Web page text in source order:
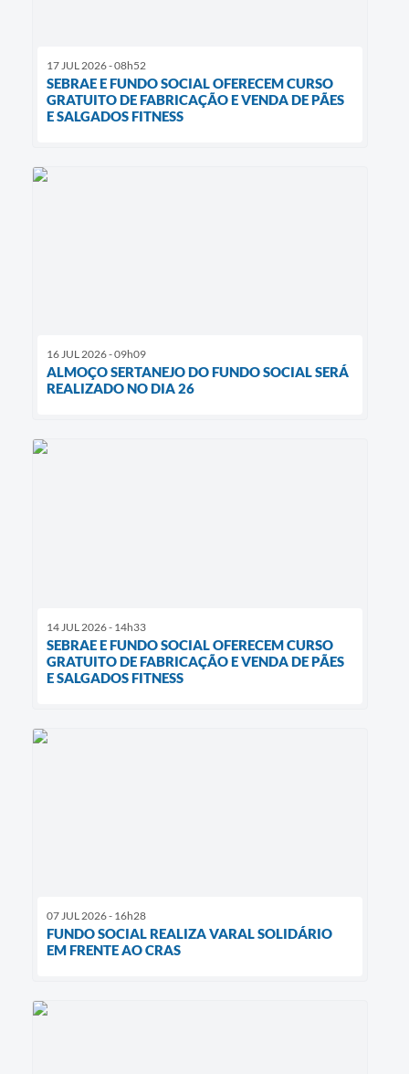
17 JUL 2026 - 08h52
SEBRAE E FUNDO SOCIAL OFERECEM CURSO
GRATUITO DE FABRICAÇÃO E VENDA DE PÃES
E SALGADOS FITNESS
16 JUL 2026 - 09h09
ALMOÇO SERTANEJO DO FUNDO SOCIAL SERÁ
REALIZADO NO DIA 26
14 JUL 2026 - 14h33
SEBRAE E FUNDO SOCIAL OFERECEM CURSO
GRATUITO DE FABRICAÇÃO E VENDA DE PÃES
E SALGADOS FITNESS
07 JUL 2026 - 16h28
FUNDO SOCIAL REALIZA VARAL SOLIDÁRIO
EM FRENTE AO CRAS